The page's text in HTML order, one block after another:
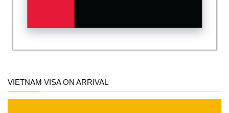
VIETNAM VISA ON ARRIVAL